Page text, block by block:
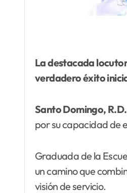
Ladestacada
verdadero éxito
Santo Domingo,
por su capacidad de
Graduada de la
un camino que
visión de servicio.